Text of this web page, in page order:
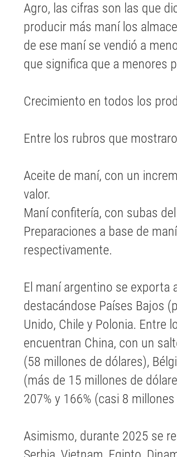
Agro, las cifras son las que
producir más maní los
de ese maní se vendió a
que significa que a menores
Crecimiento en todos los
Entre los rubros que
Aceite de maní, con un
valor.
Maní confitería, con subas
Preparaciones a base de
respectivamente.
El maní argentino se exporta
destacándose Países Bajos
Unido, Chile y Polonia. Entre
encuentran China, con un
(58 millones de dólares),
(más de 15 millones de
207% y 166% (casi 8
Asimismo, durante 2025 se